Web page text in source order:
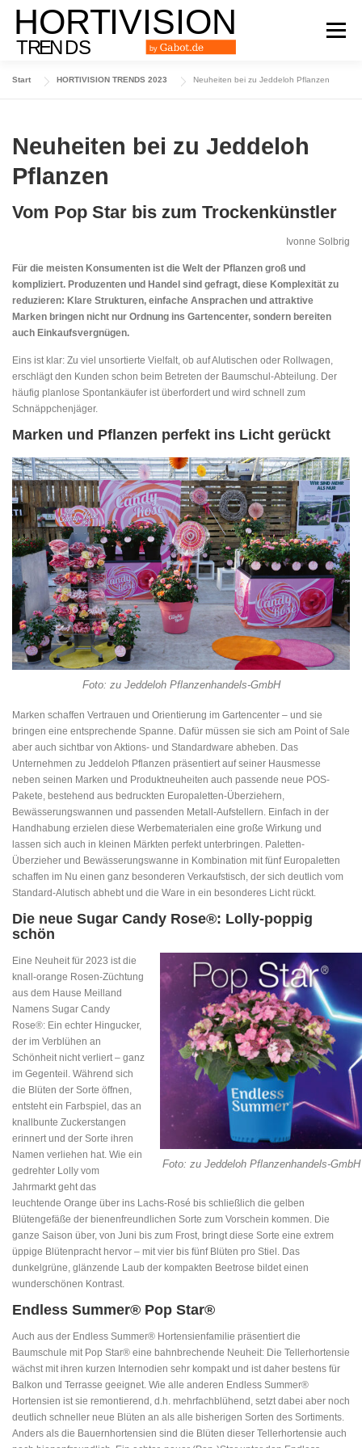
Zum
Inhalt
springen
Menü
AUSGABE 2023 AUSGABE 2022 ARCHIV
Start HORTIVISION TRENDS 2023 Neuheiten bei zu Jeddeloh Pflanzen
Neuheiten bei zu Jeddeloh
Pflanzen
Vom Pop Star bis zum Trockenkünstler
Ivonne Solbrig
Für die meisten Konsumenten ist die Welt der Pflanzen groß und
kompliziert. Produzenten und Handel sind gefragt, diese Komplexität zu
reduzieren: Klare Strukturen, einfache Ansprachen und attraktive
Marken bringen nicht nur Ordnung ins Gartencenter, sondern bereiten
auch Einkaufsvergnügen.
Eins ist klar: Zu viel unsortierte Vielfalt, ob auf Alutischen oder Rollwagen,
erschlägt den Kunden schon beim Betreten der Baumschul-Abteilung. Der
häufig planlose Spontankäufer ist überfordert und wird schnell zum
Schnäppchenjäger.
Marken und Pflanzen perfekt ins Licht gerückt
Foto: zu Jeddeloh Pflanzenhandels-GmbH
Marken schaffen Vertrauen und Orientierung im Gartencenter – und sie
bringen eine entsprechende Spanne. Dafür müssen sie sich am Point of Sale
aber auch sichtbar von Aktions- und Standardware abheben. Das
Unternehmen zu Jeddeloh Pflanzen präsentiert auf seiner Hausmesse
neben seinen Marken und Produktneuheiten auch passende neue POS-
Pakete, bestehend aus bedruckten Europaletten-Überziehern,
Bewässerungswannen und passenden Metall-Aufstellern. Einfach in der
Handhabung erzielen diese Werbematerialen eine große Wirkung und
lassen sich auch in kleinen Märkten perfekt unterbringen. Paletten-
Überzieher und Bewässerungswanne in Kombination mit fünf Europaletten
schaffen im Nu einen ganz besonderen Verkaufstisch, der sich deutlich vom
Standard-Alutisch abhebt und die Ware in ein besonderes Licht rückt.
Die neue Sugar Candy Rose®: Lolly-poppig
schön
Foto: zu Jeddeloh Pflanzenhandels-GmbH
Eine Neuheit für 2023 ist die
knall-orange Rosen-Züchtung
aus dem Hause Meilland
Namens Sugar Candy
Rose®: Ein echter Hingucker,
der im Verblühen an
Schönheit nicht verliert – ganz
im Gegenteil. Während sich
die Blüten der Sorte öffnen,
entsteht ein Farbspiel, das an
knallbunte Zuckerstangen
erinnert und der Sorte ihren
Namen verliehen hat. Wie ein
gedrehter Lolly vom
Jahrmarkt geht das
leuchtende Orange über ins Lachs-Rosé bis schließlich die gelben
Blütengefäße der bienenfreundlichen Sorte zum Vorschein kommen. Die
ganze Saison über, von Juni bis zum Frost, bringt diese Sorte eine extrem
üppige Blütenpracht hervor – mit vier bis fünf Blüten pro Stiel. Das
dunkelgrüne, glänzende Laub der kompakten Beetrose bildet einen
wunderschönen Kontrast.
Endless Summer® Pop Star®
Auch aus der Endless Summer® Hortensienfamilie präsentiert die
Baumschule mit Pop Star® eine bahnbrechende Neuheit: Die Tellerhortensie
wächst mit ihren kurzen Internodien sehr kompakt und ist daher bestens für
Balkon und Terrasse geeignet. Wie alle anderen Endless Summer®
Hortensien ist sie remontierend, d.h. mehrfachblühend, setzt dabei aber noch
deutlich schneller neue Blüten an als alle bisherigen Sorten des Sortiments.
Anders als die Bauernhortensien sind die Blüten dieser Tellerhortensie auch